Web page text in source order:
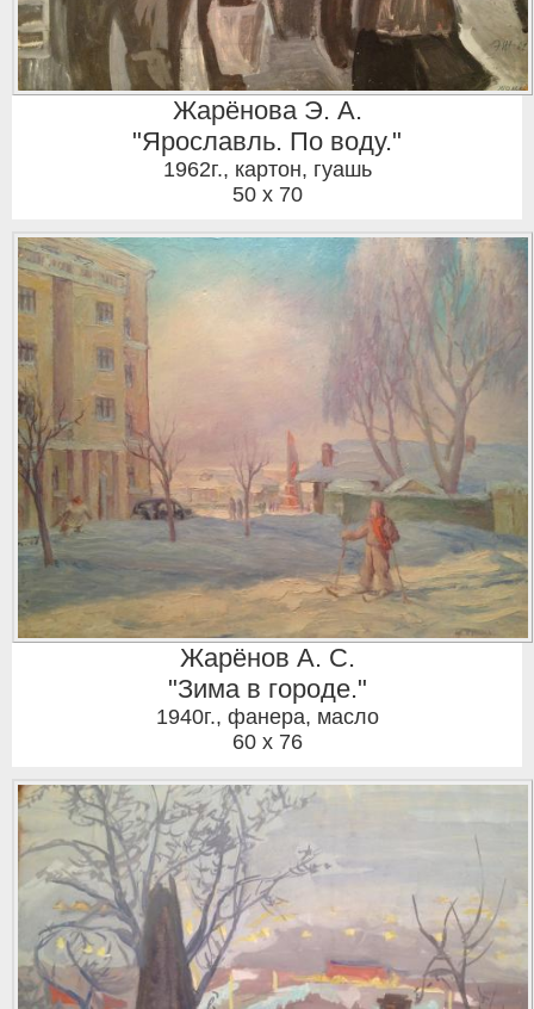
Жарёнова Э. А.
"Ярославль. По воду."
1962г., картон, гуашь
50 x 70
Жарёнов А. С.
"Зима в городе."
1940г., фанера, масло
60 x 76